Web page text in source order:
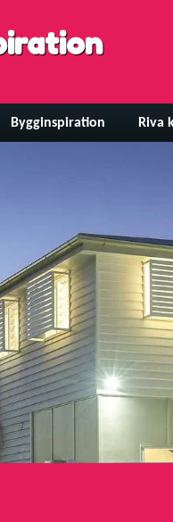
Bygginspiration Riva